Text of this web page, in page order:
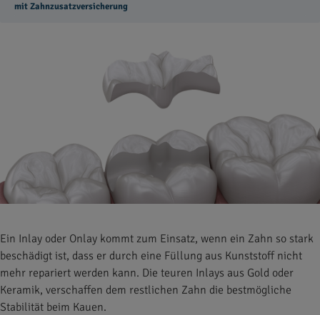
mit Zahnzusatzversicherung
Ein Inlay oder Onlay kommt zum Einsatz, wenn ein Zahn so stark
beschädigt ist, dass er durch eine Füllung aus Kunststoff nicht
mehr repariert werden kann. Die teuren Inlays aus Gold oder
Keramik, verschaffen dem restlichen Zahn die bestmögliche
Stabilität beim Kauen.